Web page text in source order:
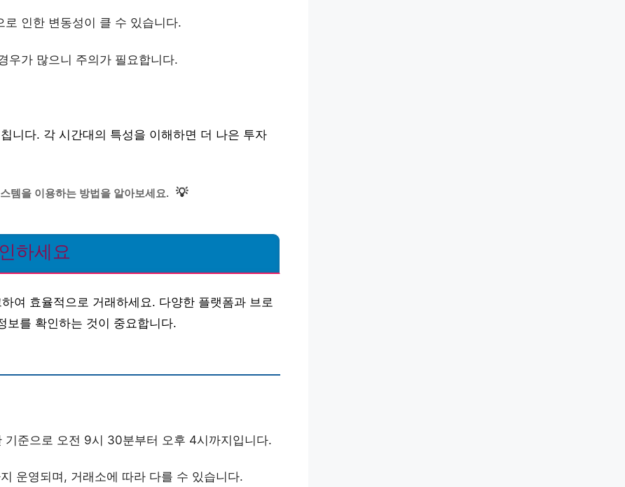
인한 변동성이 클 수 있습니다.
우가 많으니 주의가 필요합니다.
니다. 각 시간대의 특성을 이해하면 더 나은 투자
템을 이용하는 방법을 알아보세요. 💡
하세요
여 효율적으로 거래하세요. 다양한 플랫폼과 브로
보를 확인하는 것이 중요합니다.
준으로 오전 9시 30분부터 오후 4시까지입니다.
운영되며, 거래소에 따라 다를 수 있습니다.